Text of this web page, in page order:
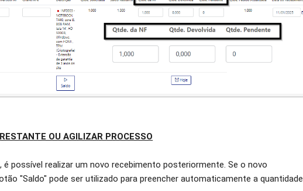
OU AGILIZAR PROCESSO
possível realizar um novo recebimento posteriormente. Se o novo
"Saldo" pode ser utilizado para preencher automaticamente a quantidade